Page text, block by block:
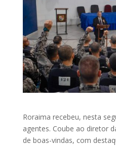
Roraima recebeu, nesta
agentes. Coube ao diretor
de boas-vindas, com